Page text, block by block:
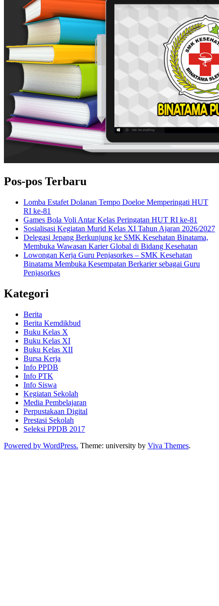
Pos-pos Terbaru
Lomba Estafet Dolanan Tempo Doeloe Memperingati HUT
RI ke-81
Games Bola Voli Antar Kelas Peringatan HUT RI ke-81
Sosialisasi Kegiatan Murid Kelas XI Tahun Ajaran 2026/2027
Delegasi Jepang Berkunjung ke SMK Kesehatan Binatama,
Membuka Wawasan Karier Global di Bidang Kesehatan
Lowongan Kerja Guru Penjasorkes – SMK Kesehatan
Binatama Membuka Kesempatan Berkarier sebagai Guru
Penjasorkes
Kategori
Berita
Berita Kemdikbud
Buku Kelas X
Buku Kelas XI
Buku Kelas XII
Bursa Kerja
Info PPDB
Info PTK
Info Siswa
Kegiatan Sekolah
Media Pembelajaran
Perpustakaan Digital
Prestasi Sekolah
Seleksi PPDB 2017
Powered by WordPress. Theme: university by Viva Themes.